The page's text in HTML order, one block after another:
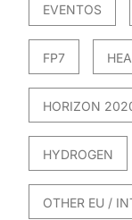
EVENTOS
FP7
HORIZON
HYDROGEN
OTHER EU /